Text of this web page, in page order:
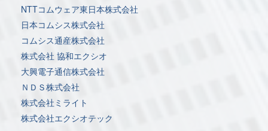
NTTコムウェア東日本株式会社
日本コムシス株式会社
コムシス通産株式会社
株式会社 協和エクシオ
大興電子通信株式会社
ＮＤＳ株式会社
株式会社ミライト
株式会社エクシオテック